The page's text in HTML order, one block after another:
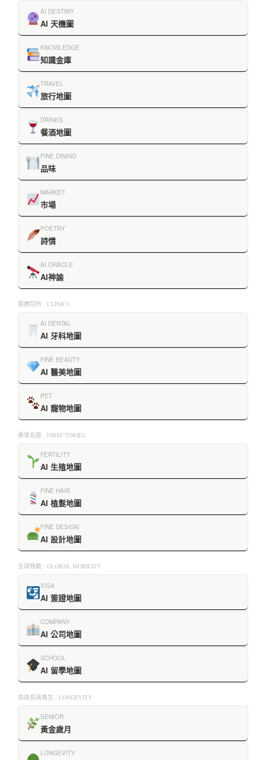
AI DESTINY
AI 天機圖
KNOWLEDGE
知識金庫
TRAVEL
旅行地圖
DRINKS
餐酒地圖
FINE DINING
品味
MARKET
市場
POETRY
詩情
AI ORACLE
AI神諭
醫療院所 · CLINICS
AI DENTAL
AI 牙科地圖
FINE BEAUTY
AI 醫美地圖
PET
AI 寵物地圖
專業名錄 · DIRECTORIES
FERTILITY
AI 生殖地圖
FINE HAIR
AI 植髮地圖
FINE DESIGN
AI 設計地圖
全球移動 · GLOBAL MOBILITY
VISA
AI 簽證地圖
COMPANY
AI 公司地圖
SCHOOL
AI 留學地圖
高端長壽養生 · LONGEVITY
SENIOR
黃金歲月
LONGEVITY